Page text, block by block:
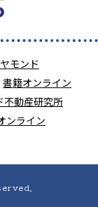
モンド
書籍オンライン
不動産研究所
ンライン